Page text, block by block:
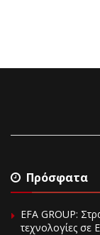
Πρόσφατα
EFA GROUP:
τεχνολογίες σε